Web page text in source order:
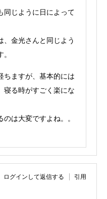
同じように日によって
、金光さんと同じよう
ちますが、基本的には
寝る時がすごく楽にな
のは大変ですよね。。
ログインして返信する 引用